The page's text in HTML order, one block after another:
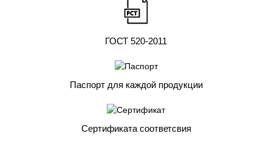
ГОСТ 520-2011
Паспорт для каждой продукции
Сертификата соответсвия